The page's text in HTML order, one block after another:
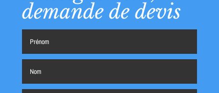
demande de devis